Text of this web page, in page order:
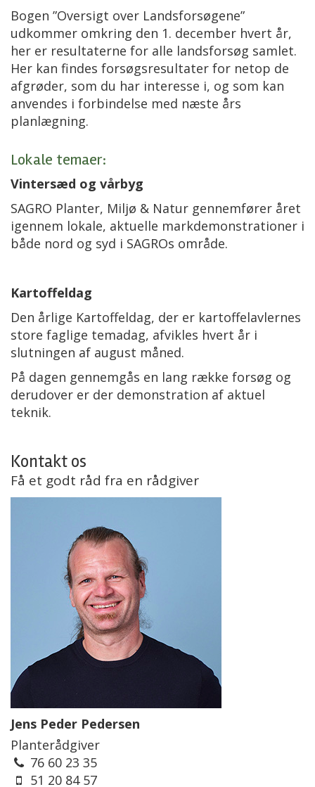
Bogen ”Oversigt over Landsforsøgene”
udkommer omkring den 1. december hvert år,
her er resultaterne for alle landsforsøg samlet.
Her kan findes forsøgsresultater for netop de
afgrøder, som du har interesse i, og som kan
anvendes i forbindelse med næste års
planlægning.
Lokale temaer:
Vintersæd og vårbyg
SAGRO Planter, Miljø & Natur gennemfører året
igennem lokale, aktuelle markdemonstrationer i
både nord og syd i SAGROs område.
Kartoffeldag
Den årlige Kartoffeldag, der er kartoffelavlernes
store faglige temadag, afvikles hvert år i
slutningen af august måned.
På dagen gennemgås en lang række forsøg og
derudover er der demonstration af aktuel
teknik.
Kontakt os
Få et godt råd fra en rådgiver
Jens Peder Pedersen
Planterådgiver
76 60 23 35
51 20 84 57